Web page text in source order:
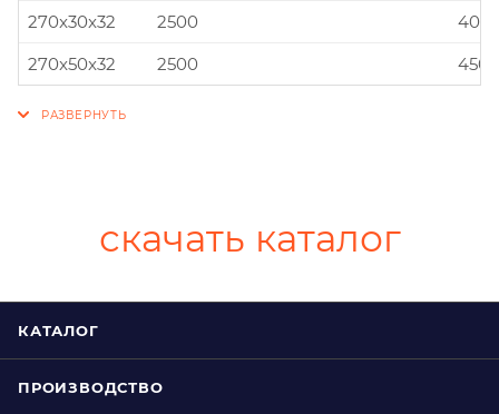
270x30x32
2500
270x50x32
2500
скачать каталог
КАТАЛОГ
ПРОИЗВОДСТВО